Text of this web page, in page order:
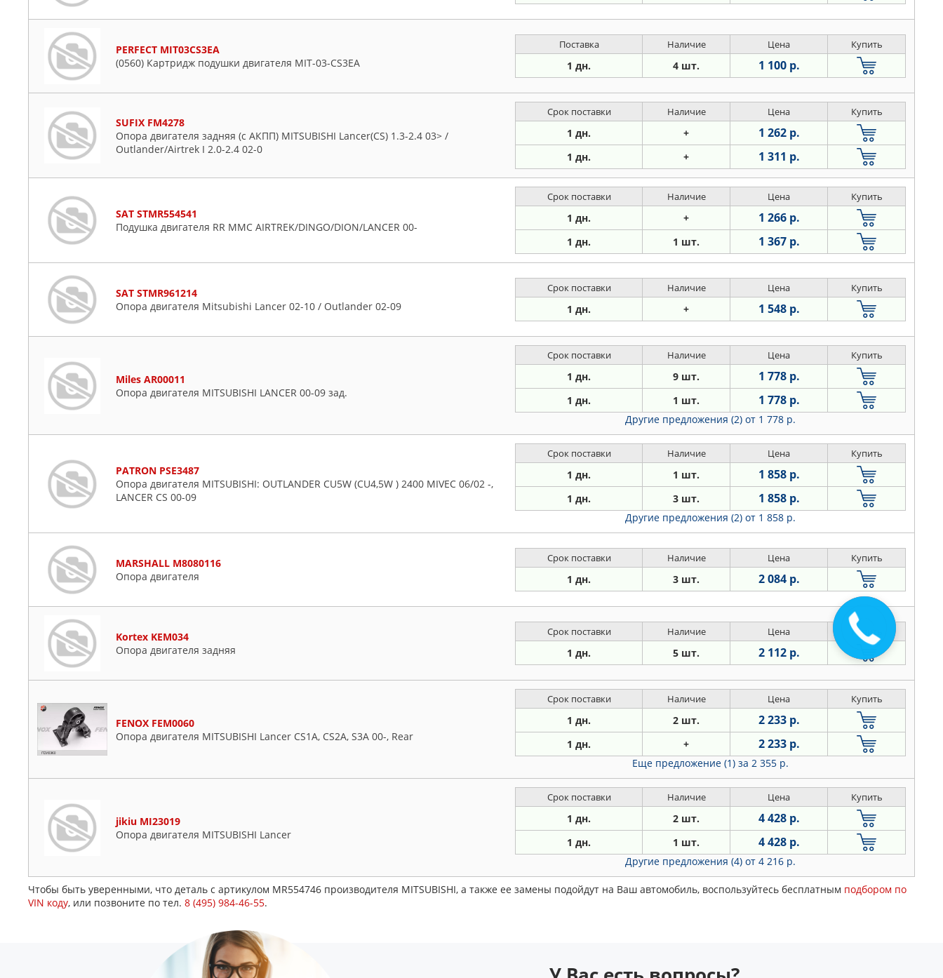
PERFECT MIT03CS3EA
(0560) Картридж подушки двигателя MIT-03-CS3EA
Поставка Наличие Цена Купить
1 дн. 4 шт. 1 100 р.
SUFIX FM4278
Опора двигателя задняя (c АКПП) MITSUBISHI Lancer(CS) 1.3-2.4 03> /
Outlander/Airtrek I 2.0-2.4 02-0
Срок поставки Наличие Цена Купить
1 дн. + 1 262 р.
1 дн. + 1 311 р.
SAT STMR554541
Подушка двигателя RR MMC AIRTREK/DINGO/DION/LANCER 00-
Срок поставки Наличие Цена Купить
1 дн. + 1 266 р.
1 дн. 1 шт. 1 367 р.
SAT STMR961214
Опора двигателя Mitsubishi Lancer 02-10 / Outlander 02-09
Срок поставки Наличие Цена Купить
1 дн. + 1 548 р.
Miles AR00011
Опора двигателя MITSUBISHI LANCER 00-09 зад.
Срок поставки Наличие Цена Купить
1 дн. 9 шт. 1 778 р.
1 дн. 1 шт. 1 778 р.
Другие предложения (2) от 1 778 р.
PATRON PSE3487
Опора двигателя MITSUBISHI: OUTLANDER CU5W (CU4,5W ) 2400 MIVEC 06/02 -,
LANCER CS 00-09
Срок поставки Наличие Цена Купить
1 дн. 1 шт. 1 858 р.
1 дн. 3 шт. 1 858 р.
Другие предложения (2) от 1 858 р.
MARSHALL M8080116
Опора двигателя
Срок поставки Наличие Цена Купить
1 дн. 3 шт. 2 084 р.
Kortex KEM034
Опора двигателя задняя
Срок поставки Наличие Цена Купить
1 дн. 5 шт. 2 112 р.
FENOX FEM0060
Опора двигателя MITSUBISHI Lancer CS1A, CS2A, S3A 00-, Rear
Срок поставки Наличие Цена Купить
1 дн. 2 шт. 2 233 р.
1 дн. + 2 233 р.
Еще предложение (1) за 2 355 р.
jikiu MI23019
Опора двигателя MITSUBISHI Lancer
Срок поставки Наличие Цена Купить
1 дн. 2 шт. 4 428 р.
1 дн. 1 шт. 4 428 р.
Другие предложения (4) от 4 216 р.
Чтобы быть уверенными, что деталь с артикулом MR554746 производителя MITSUBISHI, а также ее замены подойдут на Ваш автомобиль, воспользуйтесь бесплатным подбором по
VIN коду, или позвоните по тел. 8 (495) 984-46-55.